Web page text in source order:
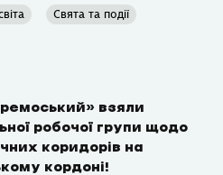
Свята та події
взяли
робочої групи щодо
коридорів на
кордоні!